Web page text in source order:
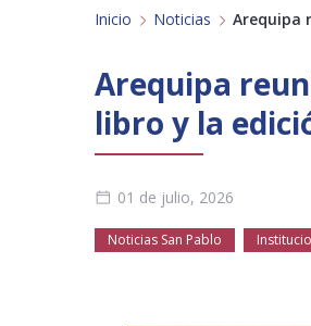
Inicio Noticias Arequipa
Arequipa
libro y la
01 de julio, 2026
Noticias San Pablo